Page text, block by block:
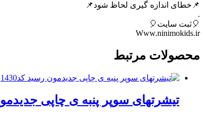
📌خطای اندازه گیری لحاظ شود📌
.
🎈ثبت سایت🎈
Www.ninimokids.ir
محصولات مرتبط
تیشرتهای سوپر پنبه ی چاپی جدیدمون